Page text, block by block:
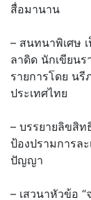
สื่อมานาน
– สนทนาพิเศษ
ลาดิด นักเขียนร
รายการโดย น
ประเทศไทย
– บรรยายลิขสิท
ป้องปรามการละ
ปัญญา
– เสวนาหัวข้อ